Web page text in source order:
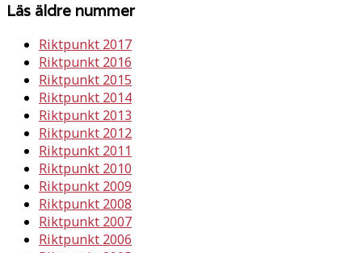
Läs äldre nummer
Riktpunkt 2017
Riktpunkt 2016
Riktpunkt 2015
Riktpunkt 2014
Riktpunkt 2013
Riktpunkt 2012
Riktpunkt 2011
Riktpunkt 2010
Riktpunkt 2009
Riktpunkt 2008
Riktpunkt 2007
Riktpunkt 2006